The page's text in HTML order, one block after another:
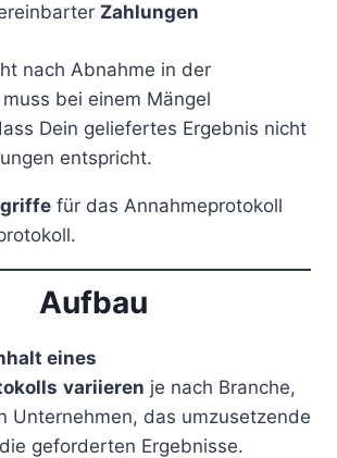
Zahlungen
nach Abnahme in der
bei einem Mängel
Dein geliefertes Ergebnis nicht
entspricht.
für das Annahmeprotokoll
Aufbau
eines
variieren je nach Branche,
Unternehmen, das umzusetzende
geforderten Ergebnisse.